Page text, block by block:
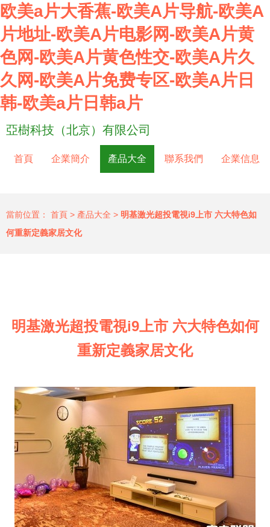
欧美a片大香蕉-欧美A片导航-欧美A
片地址-欧美A片电影网-欧美A片黄
色网-欧美A片黄色性交-欧美A片久
久网-欧美A片免费专区-欧美A片日
韩-欧美a片日韩a片
亞樹科技（北京）有限公司
首頁 企業簡介 產品大全 聯系我們 企業信息
當前位置： 首頁 > 產品大全 > 明基激光超投電視i9上市 六大特色如
何重新定義家居文化
明基激光超投電視i9上市 六大特色如何
重新定義家居文化